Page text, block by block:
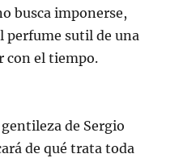
busca imponerse,
perfume sutil de una
con el tiempo.
de Sergio
de qué trata toda